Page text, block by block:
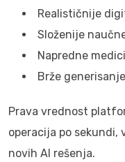
Realističnije
Složenije
Napredne
Brže
Prava vrednost
operacija po
novih AI rešenja.